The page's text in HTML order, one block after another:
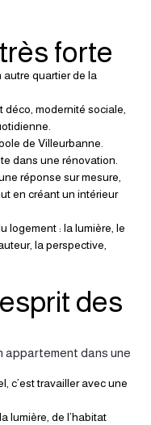
forte
quartier de la
déco, modernité sociale,
de Villeurbanne.
dans une rénovation.
réponse sur mesure,
en créant un intérieur
logement : la lumière, le
la perspective,
des
appartement dans une
c’est travailler avec une
lumière, de l’habitat